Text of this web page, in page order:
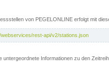
von PEGELONLINE erfolgt mit
rest-api/v2/stations.json
untergeordnete Informationen zu den